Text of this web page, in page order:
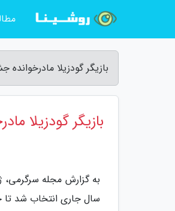
بازیگر گودزیلا مادرخوانده جشنواره کن
بازیگر گودزیلا
به گزارش مجله سرگرمی،
سال جاری انتخاب شد تا